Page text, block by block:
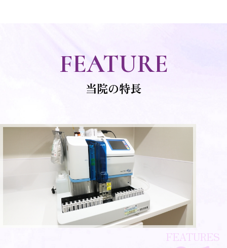
FEATURE
当院の特長
FEATURES